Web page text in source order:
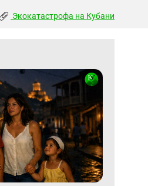
Экокатастрофа на Кубани